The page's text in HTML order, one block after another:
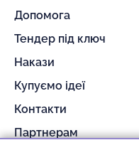
Допомога
Тендер під ключ
Накази
Купуємо ідеї
Контакти
Партнерам